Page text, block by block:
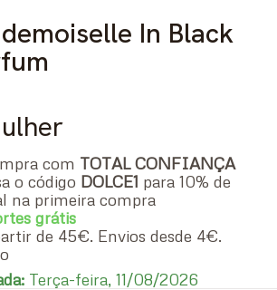
In Black
com TOTAL CONFIANÇA
o código DOLCE1 para 10% de
na primeira compra
grátis
de 45€. Envios desde 4€.
Terça-feira, 11/08/2026